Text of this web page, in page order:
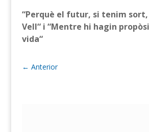
“Perquè el futur, si tenim
Vell“i “Mentre hi hagin
vida“
← Anterior